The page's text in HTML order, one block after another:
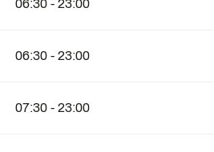
06:30 - 23:00
06:30 - 23:00
07:30 - 23:00